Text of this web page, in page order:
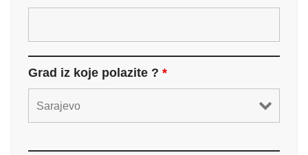
Grad iz koje polazite ? *